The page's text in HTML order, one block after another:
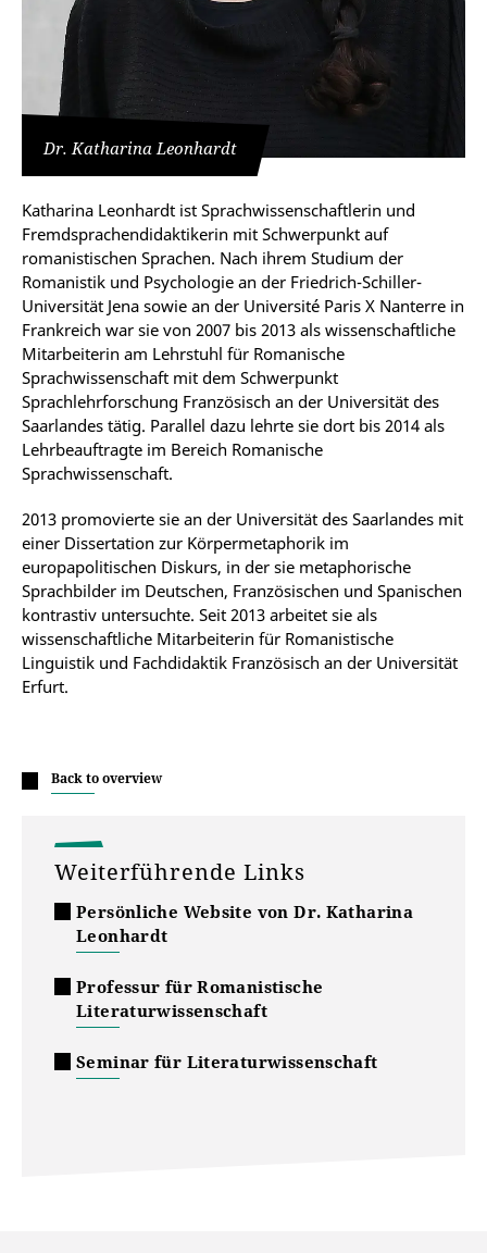
Dr. Katharina Leonhardt
Katharina Leonhardt ist Sprachwissenschaftlerin und
Fremdsprachendidaktikerin mit Schwerpunkt auf
romanistischen Sprachen. Nach ihrem Studium der
Romanistik und Psychologie an der Friedrich-Schiller-
Universität Jena sowie an der Université Paris X Nanterre in
Frankreich war sie von 2007 bis 2013 als wissenschaftliche
Mitarbeiterin am Lehrstuhl für Romanische
Sprachwissenschaft mit dem Schwerpunkt
Sprachlehrforschung Französisch an der Universität des
Saarlandes tätig. Parallel dazu lehrte sie dort bis 2014 als
Lehrbeauftragte im Bereich Romanische
Sprachwissenschaft.
2013 promovierte sie an der Universität des Saarlandes mit
einer Dissertation zur Körpermetaphorik im
europapolitischen Diskurs, in der sie metaphorische
Sprachbilder im Deutschen, Französischen und Spanischen
kontrastiv untersuchte. Seit 2013 arbeitet sie als
wissenschaftliche Mitarbeiterin für Romanistische
Linguistik und Fachdidaktik Französisch an der Universität
Erfurt.
Back to overview
Weiterführende Links
Persönliche Website von Dr. Katharina
Leonhardt
Professur für Romanistische
Literaturwissenschaft
Seminar für Literaturwissenschaft